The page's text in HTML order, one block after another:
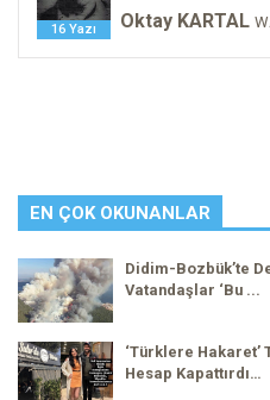
16 Yazı Oktay KARTAL
EN ÇOK OKUNANLAR
Didim-Bozbük’te
Vatandaşlar ‘Bu ...
‘Türklere Hakaret’
Hesap Kapattırdı…